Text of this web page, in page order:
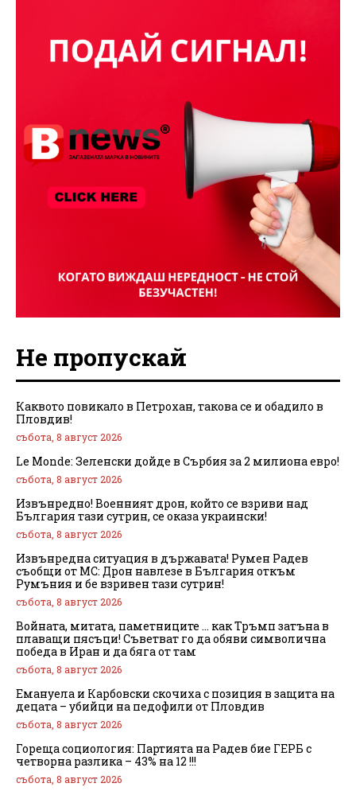
Не пропускай
Каквото повикало в Петрохан, такова се и обадило в
Пловдив!
събота, 8 август 2026
Le Monde: Зеленски дойде в Сърбия за 2 милиона евро!
събота, 8 август 2026
Извънредно! Военният дрон, който се взриви над
България тази сутрин, се оказа украински!
събота, 8 август 2026
Извънредна ситуация в държавата! Румен Радев
съобщи от МС: Дрон навлезе в България откъм
Румъния и бе взривен тази сутрин!
събота, 8 август 2026
Войната, митата, паметниците … как Тръмп затъна в
плаващи пясъци! Съветват го да обяви символична
победа в Иран и да бяга от там
събота, 8 август 2026
Емануела и Карбовски скочиха с позиция в защита на
децата – убийци на педофили от Пловдив
събота, 8 август 2026
Гореща социология: Партията на Радев бие ГЕРБ с
четворна разлика – 43% на 12 !!!
събота, 8 август 2026